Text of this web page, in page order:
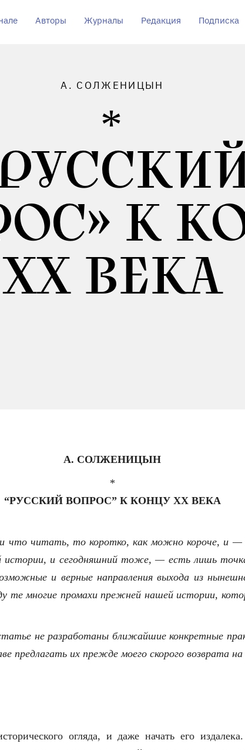
Авторы Журналы Редакция Подписка
А. СОЛЖЕНИЦЫН
К
ХХ ВЕКА
А. СОЛЖЕНИЦЫН
*
“РУССКИЙ ВОПРОС” К КОНЦУ XX ВЕКА
что читать, то коротко, как можно короче, и —
и сегодняшний тоже, — есть лишь
и верные направления выхода из
те многие промахи прежней нашей истории,
не разработаны ближайшие конкретные
предлагать их прежде моего скорого возврата на
огляда, и даже начать его